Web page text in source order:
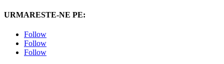
URMARESTE-NE PE:
Follow
Follow
Follow